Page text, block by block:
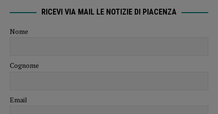
RICEVI VIA MAIL LE NOTIZIE DI PIACENZA
Nome
Cognome
Email